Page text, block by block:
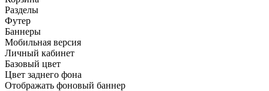
Разделы
Футер
Баннеры
Мобильная версия
Личный кабинет
Базовый цвет
Цвет заднего фона
Отображать фоновый баннер